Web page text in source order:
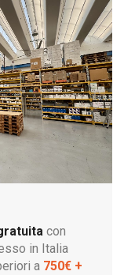
con
in Italia
a 750€ +